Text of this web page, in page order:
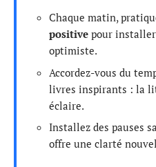
Chaque matin,
positive pour
optimiste.
Accordez-vous du
livres inspirants : la
éclaire.
Installez des pauses
offre une clarté